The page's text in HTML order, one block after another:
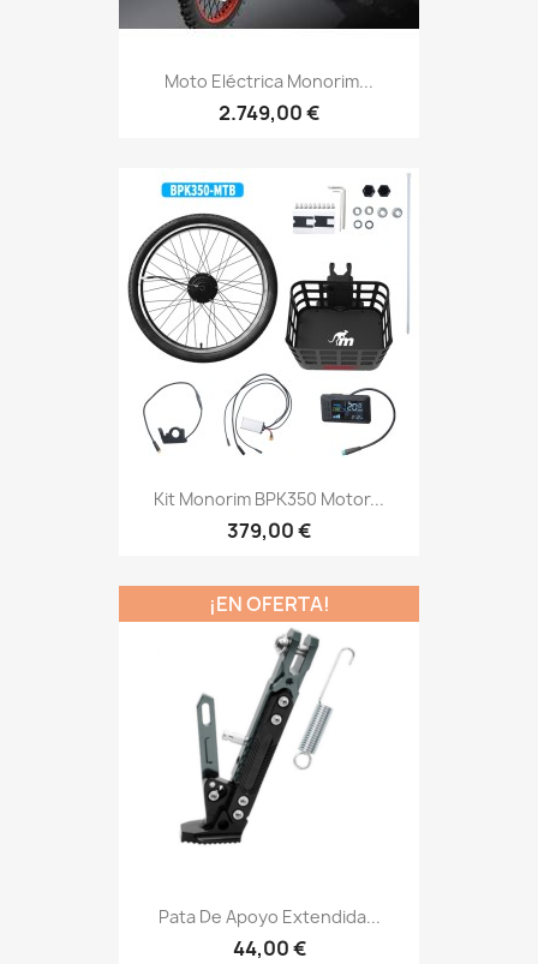
Moto Eléctrica Monorim...
2.749,00 €
Kit Monorim BPK350 Motor...
379,00 €
Pata De Apoyo Extendida...
44,00 €
¡EN OFERTA!